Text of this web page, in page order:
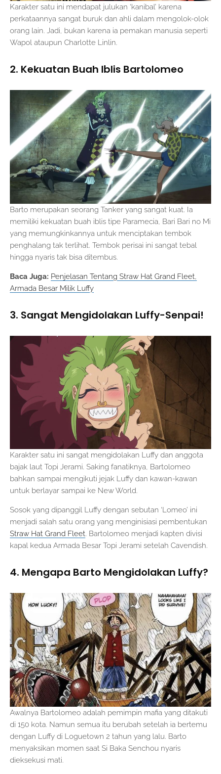
Karakter satu ini mendapat julukan ‘kanibal’ karena
perkataannya sangat buruk dan ahli dalam mengolok-olok
orang lain. Jadi, bukan karena ia pemakan manusia seperti
Wapol ataupun Charlotte Linlin.
2. Kekuatan Buah Iblis Bartolomeo
Barto merupakan seorang Tanker yang sangat kuat. Ia
memiliki kekuatan buah iblis tipe Paramecia, Bari Bari no Mi
yang memungkinkannya untuk menciptakan tembok
penghalang tak terlihat. Tembok perisai ini sangat tebal
hingga nyaris tak bisa ditembus.
Baca Juga: Penjelasan Tentang Straw Hat Grand Fleet,
Armada Besar Milik Luffy
3. Sangat Mengidolakan Luffy-Senpai!
Karakter satu ini sangat mengidolakan Luffy dan anggota
bajak laut Topi Jerami. Saking fanatiknya, Bartolomeo
bahkan sampai mengikuti jejak Luffy dan kawan-kawan
untuk berlayar sampai ke New World.
Sosok yang dipanggil Luffy dengan sebutan ‘Lomeo’ ini
menjadi salah satu orang yang menginisiasi pembentukan
Straw Hat Grand Fleet. Bartolomeo menjadi kapten divisi
kapal kedua Armada Besar Topi Jerami setelah Cavendish.
4. Mengapa Barto Mengidolakan Luffy?
Awalnya Bartolomeo adalah pemimpin mafia yang ditakuti
di 150 kota. Namun semua itu berubah setelah ia bertemu
dengan Luffy di Loguetown 2 tahun yang lalu. Barto
menyaksikan momen saat Si Baka Senchou nyaris
dieksekusi mati.